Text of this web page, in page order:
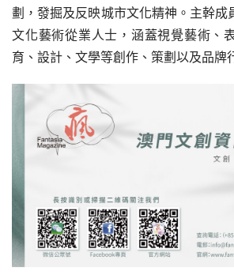
劃，發掘及反映城市文化精神。主幹成
文化藝術從業人士，涵蓋視覺藝術、
育、設計、文學等創作、策劃以及品牌